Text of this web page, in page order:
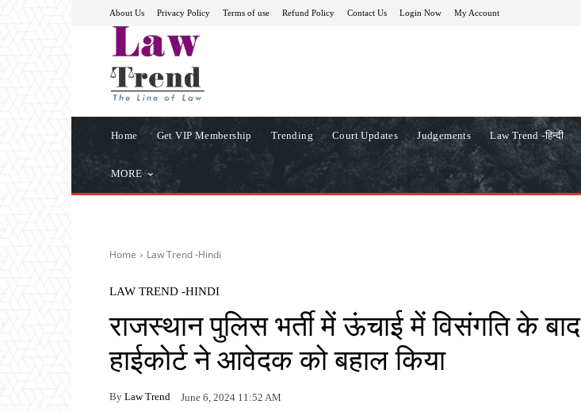
About Us Privacy Policy Terms of use Refund Policy Contact Us Login Now My Account
Home Get VIP Membership Trending Court Updates Judgements Law Trend -हिन्दी
MORE
Home Law Trend -Hindi
LAW TREND -HINDI
राजस्थान पुलिस भर्ती में ऊंचाई में विसंगति के बाद
हाईकोर्ट ने आवेदक को बहाल किया
By Law Trend June 6, 2024 11:52 AM